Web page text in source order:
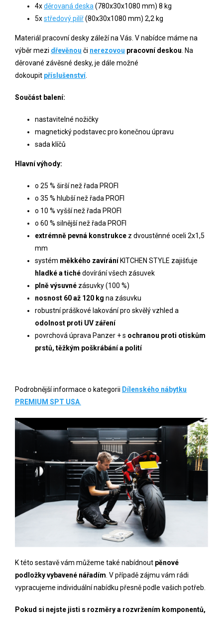
4xděrovaná deska(780x30x1080 mm) 8 kg
5xstředový pilíř(80x30x1080 mm) 2,2 kg
Materiál pracovní desky záleží na Vás. V nabídce máme na
výběr mezi dřevěnou či nerezovou pracovní deskou. Na
děrované závěsné desky, je dále možné
dokoupit příslušenství.
Součást balení:
nastavitelné nožičky
magnetický podstavec pro konečnou úpravu
sada klíčů
Hlavní výhody:
o 25 % širší než řada PROFI
o 35 % hlubší než řada PROFI
o 10 % vyšší než řada PROFI
o 60 % silnější než řada PROFI
extrémně pevná konstrukce z dvoustěnné oceli 2x1,5
mm
systém měkkého zavíráníKITCHEN STYLE zajišťuje
hladké a tichédovírání všech zásuvek
plně výsuvné zásuvky (100 %)
nosnost 60 až 120 kg na zásuvku
robustní práškové lakování pro skvělý vzhled a
odolnost proti UV záření
povrchová úprava Panzer + s ochranou proti otiskům
prstů, těžkým poškrábání a polití
Podrobnější informace o kategorii Dílenského nábytku
PREMIUM SPT USA.
K této sestavě vám můžeme také nabídnout pěnové
podložky vybavené nářadím . V případě zájmu vám rádi
vypracujeme individuální nabídku přesně podle vašich potřeb.
Pokud si nejste jisti s rozměry a rozvržením komponentů,